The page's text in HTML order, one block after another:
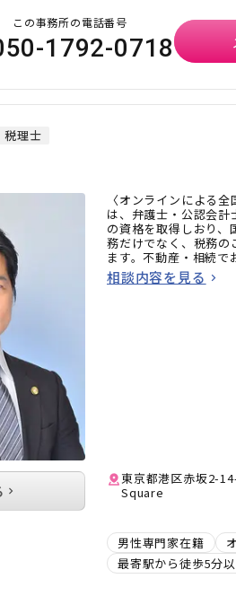
この事務所の電話番号
1792-0718
税理士
〈オンラインによる
は、弁護士・公認会
の資格を取得しおり
務だけでなく、税務の
ます。不動産・相続
方はお気軽にご相談く
相談内容を見る
東京都港区赤坂2-
Square
男性専門家在籍
最寄駅から徒歩5分